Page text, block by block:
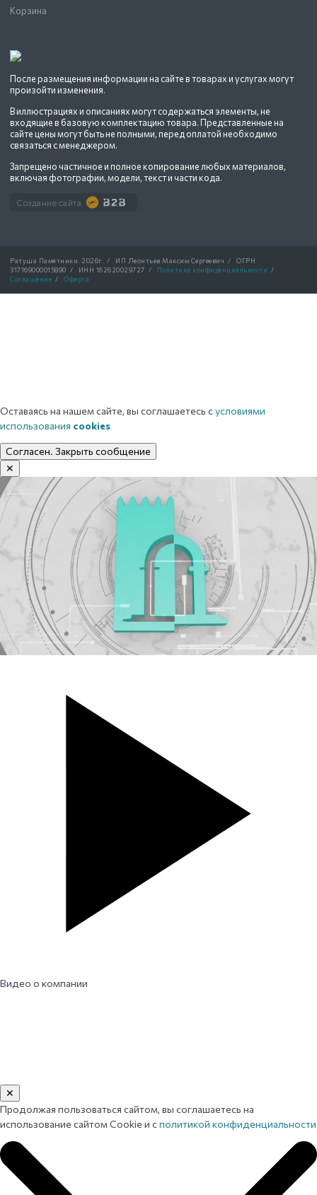
После размещения информации на сайте в товарах и услугах могут
произойти изменения.
В иллюстрациях и описаниях могут содержаться элементы, не
входящие в базовую комплектацию товара. Представленные на
сайте цены могут быть не полными, перед оплатой необходимо
связаться с менеджером.
Запрещено частичное и полное копирование любых материалов,
включая фотографии, модели, текст и части кода.
Создание сайта
Корзина
Ратуша Памятники. 2026г. / ИП Леонтьев Максим Сергеевич /
ОГРН
317169000015890
/ ИНН 162620029727 / Политика конфиденциальности
/
Соглашение / Оферта
Оставаясь на нашем сайте, вы соглашаетесь сусловиями
использования cookies
Согласен. Закрыть сообщение
✕
Видео о компании
✕
Продолжая пользоваться сайтом, вы соглашаетесь на
использование сайтом Cookie и сполитикой конфиденциальности